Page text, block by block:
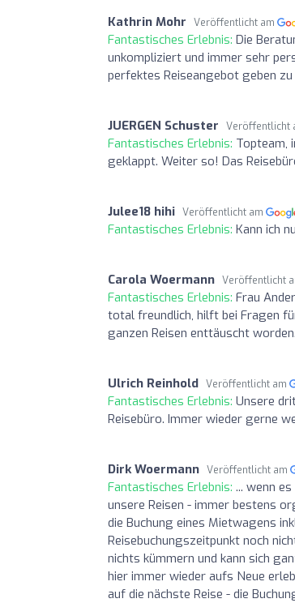
Kathrin Mohr Veröffentlicht am
Fantastisches Erlebnis: Die
unkompliziert und immer sehr
perfektes Reiseangebot geben
JUERGEN Schuster Veröffentlicht
Fantastisches Erlebnis: Topteam,
geklappt. Weiter so! Das
Julee18 hihi Veröffentlicht am
Fantastisches Erlebnis: Kann ich
Carola Woermann Veröffentlicht
Fantastisches Erlebnis: Frau
total freundlich, hilft bei Fragen
ganzen Reisen enttäuscht
Ulrich Reinhold Veröffentlicht am
Fantastisches Erlebnis: Unsere
Reisebüro. Immer wieder gerne
Dirk Woermann Veröffentlicht am
Fantastisches Erlebnis: ... wenn
unsere Reisen - immer bestens
die Buchung eines Mietwagens
Reisebuchungszeitpunkt noch
nichts kümmern und kann sich
hier immer wieder aufs Neue
auf die nächste Reise - die